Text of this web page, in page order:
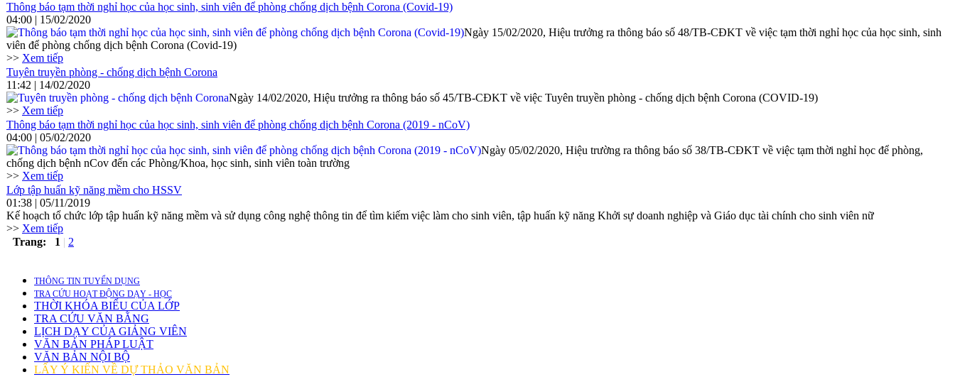
Thông báo tạm thời nghỉ học của học sinh, sinh viên để phòng chống dịch bệnh Corona (Covid-19)
04:00 | 15/02/2020
Ngày 15/02/2020, Hiệu trưởng ra thông báo số 48/TB-CĐKT về việc tạm thời nghỉ học của học sinh, sinh
viên để phòng chống dịch bệnh Corona (Covid-19)
>> Xem tiếp
Tuyên truyền phòng - chống dịch bệnh Corona
11:42 | 14/02/2020
Ngày 14/02/2020, Hiệu trưởng ra thông báo số 45/TB-CĐKT về việc Tuyên truyền phòng - chống dịch bệnh Corona (COVID-19)
>> Xem tiếp
Thông báo tạm thời nghỉ học của học sinh, sinh viên để phòng chống dịch bệnh Corona (2019 - nCoV)
04:00 | 05/02/2020
Ngày 05/02/2020, Hiệu trường ra thông báo số 38/TB-CĐKT về việc tạm thời nghỉ học để phòng,
chống dịch bệnh nCov đến các Phòng/Khoa, học sinh, sinh viên toàn trường
>> Xem tiếp
Lớp tập huấn kỹ năng mềm cho HSSV
01:38 | 05/11/2019
Kế hoạch tổ chức lớp tập huấn kỹ năng mềm và sử dụng công nghệ thông tin để tìm kiếm việc làm cho sinh viên, tập huấn kỹ năng Khởi sự doanh nghiệp và Giáo dục tài chính cho sinh viên nữ
>> Xem tiếp
Trang: 1 | 2
THÔNG TIN TUYỂN DỤNG
TRA CỨU HOẠT ĐỘNG DẠY - HỌC
THỜI KHÓA BIỂU CỦA LỚP
TRA CỨU VĂN BẰNG
LỊCH DẠY CỦA GIẢNG VIÊN
VĂN BẢN PHÁP LUẬT
VĂN BẢN NỘI BỘ
LẤY Ý KIẾN VỀ DỰ THẢO VĂN BẢN